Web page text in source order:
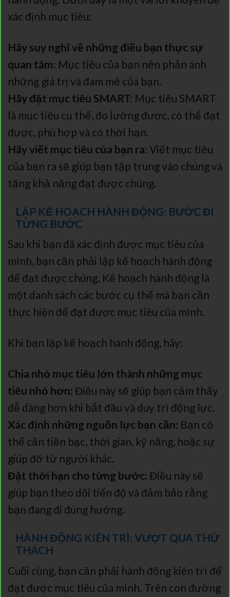
xác định mục tiêu:
Hãy suy nghĩ về những điều bạn thực sự
quan tâm: Mục tiêu của bạn nên phản ánh
những giá trị và đam mê của bạn.
Hãy đặt mục tiêu SMART: Mục tiêu SMART
là mục tiêu cụ thể, đo lường được, có thể đạt
được, phù hợp và có thời hạn.
Hãy viết mục tiêu của bạn ra: Viết mục tiêu
của bạn ra sẽ giúp bạn tập trung vào chúng và
tăng khả năng đạt được chúng.
LẬP KẾ HOẠCH HÀNH ĐỘNG: BƯỚC ĐI
TỪNG BƯỚC
Sau khi bạn đã xác định được mục tiêu của
mình, bạn cần phải lập kế hoạch hành động
để đạt được chúng. Kế hoạch hành động là
một danh sách các bước cụ thể mà bạn cần
thực hiện để đạt được mục tiêu của mình.
Khi bạn lập kế hoạch hành động, hãy:
Chia nhỏ mục tiêu lớn thành những mục
tiêu nhỏ hơn: Điều này sẽ giúp bạn cảm thấy
dễ dàng hơn khi bắt đầu và duy trì động lực.
Xác định những nguồn lực bạn cần: Bạn có
thể cần tiền bạc, thời gian, kỹ năng, hoặc sự
giúp đỡ từ người khác.
Đặt thời hạn cho từng bước: Điều này sẽ
giúp bạn theo dõi tiến độ và đảm bảo rằng
bạn đang đi đúng hướng.
HÀNH ĐỘNG KIÊN TRÌ: VƯỢT QUA THỬ
THÁCH
Cuối cùng, bạn cần phải hành động kiên trì để
đạt được mục tiêu của mình. Trên con đường